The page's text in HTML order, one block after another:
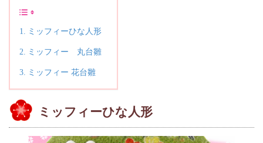
ミッフィーひな人形
ミッフィー 丸台雛
ミッフィー 花台雛
ミッフィーひな人形